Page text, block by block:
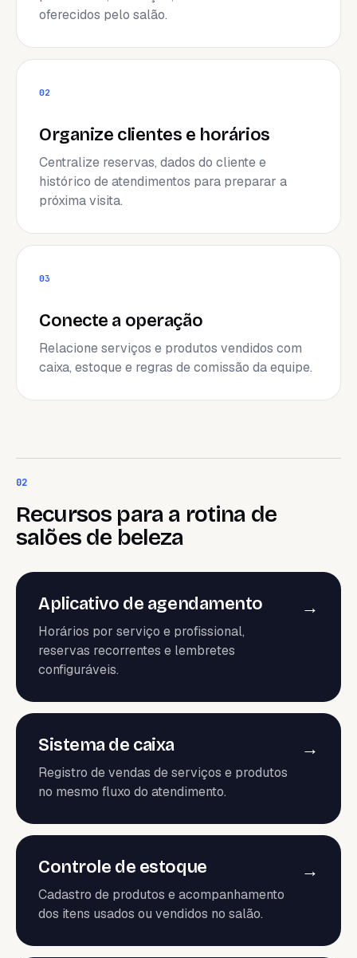
oferecidos pelo salão.
02
Organize clientes e horários
Centralize reservas, dados do cliente e
histórico de atendimentos para preparar a
próxima visita.
03
Conecte a operação
Relacione serviços e produtos vendidos com
caixa, estoque e regras de comissão da equipe.
02
Recursos para a rotina de
salões de beleza
Aplicativo de agendamento
Horários por serviço e profissional,
reservas recorrentes e lembretes
configuráveis.
→
Sistema de caixa
Registro de vendas de serviços e produtos
no mesmo fluxo do atendimento.
→
Controle de estoque
Cadastro de produtos e acompanhamento
dos itens usados ou vendidos no salão.
→